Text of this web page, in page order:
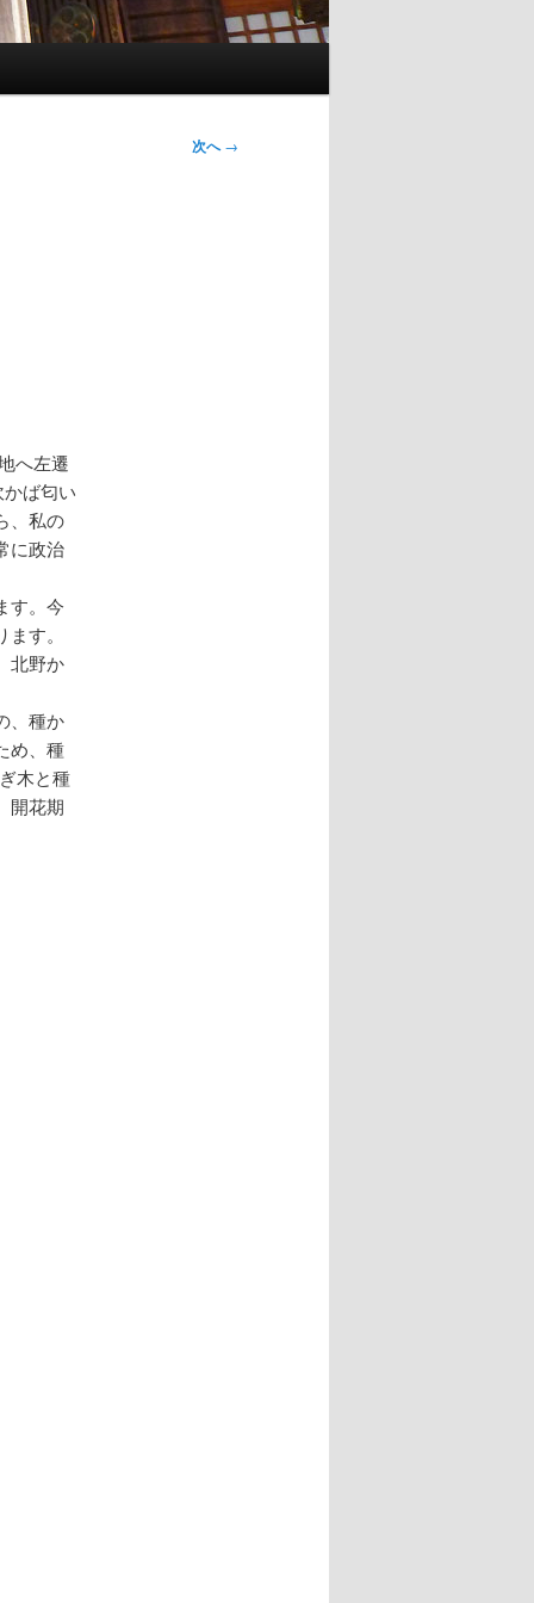
次へ→
へ左遷
ば匂い
、私の
に政治
す。今
す。
北野か
、種か
め、種
木と種
開花期